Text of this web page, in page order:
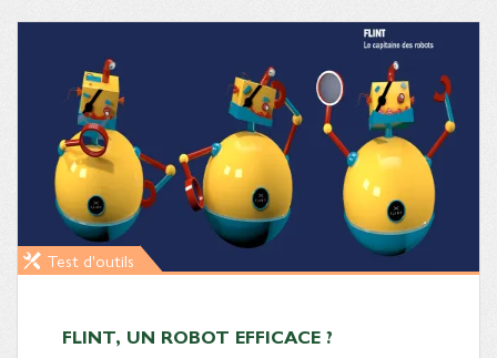
Test d'outils
FLINT, UN ROBOT EFFICACE ?